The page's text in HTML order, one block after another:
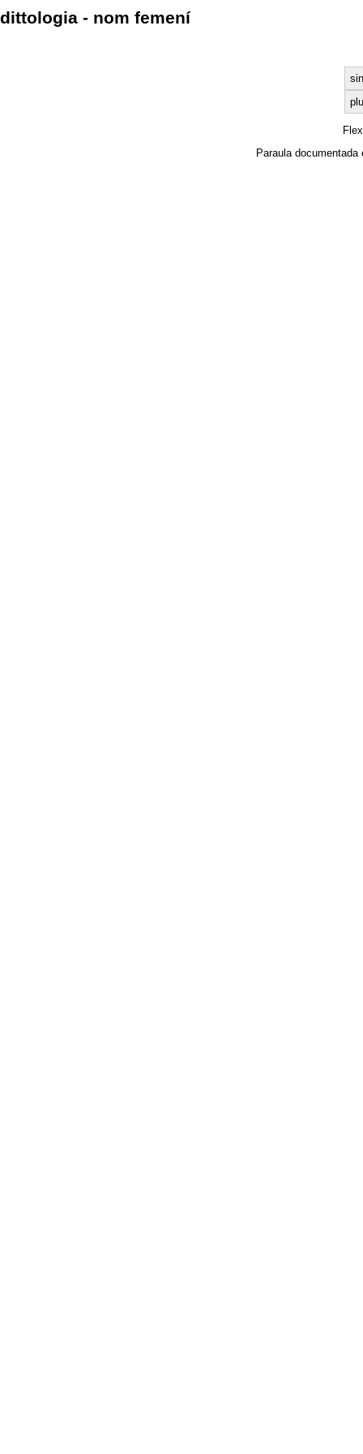
dittologia - nom femení
Paraula